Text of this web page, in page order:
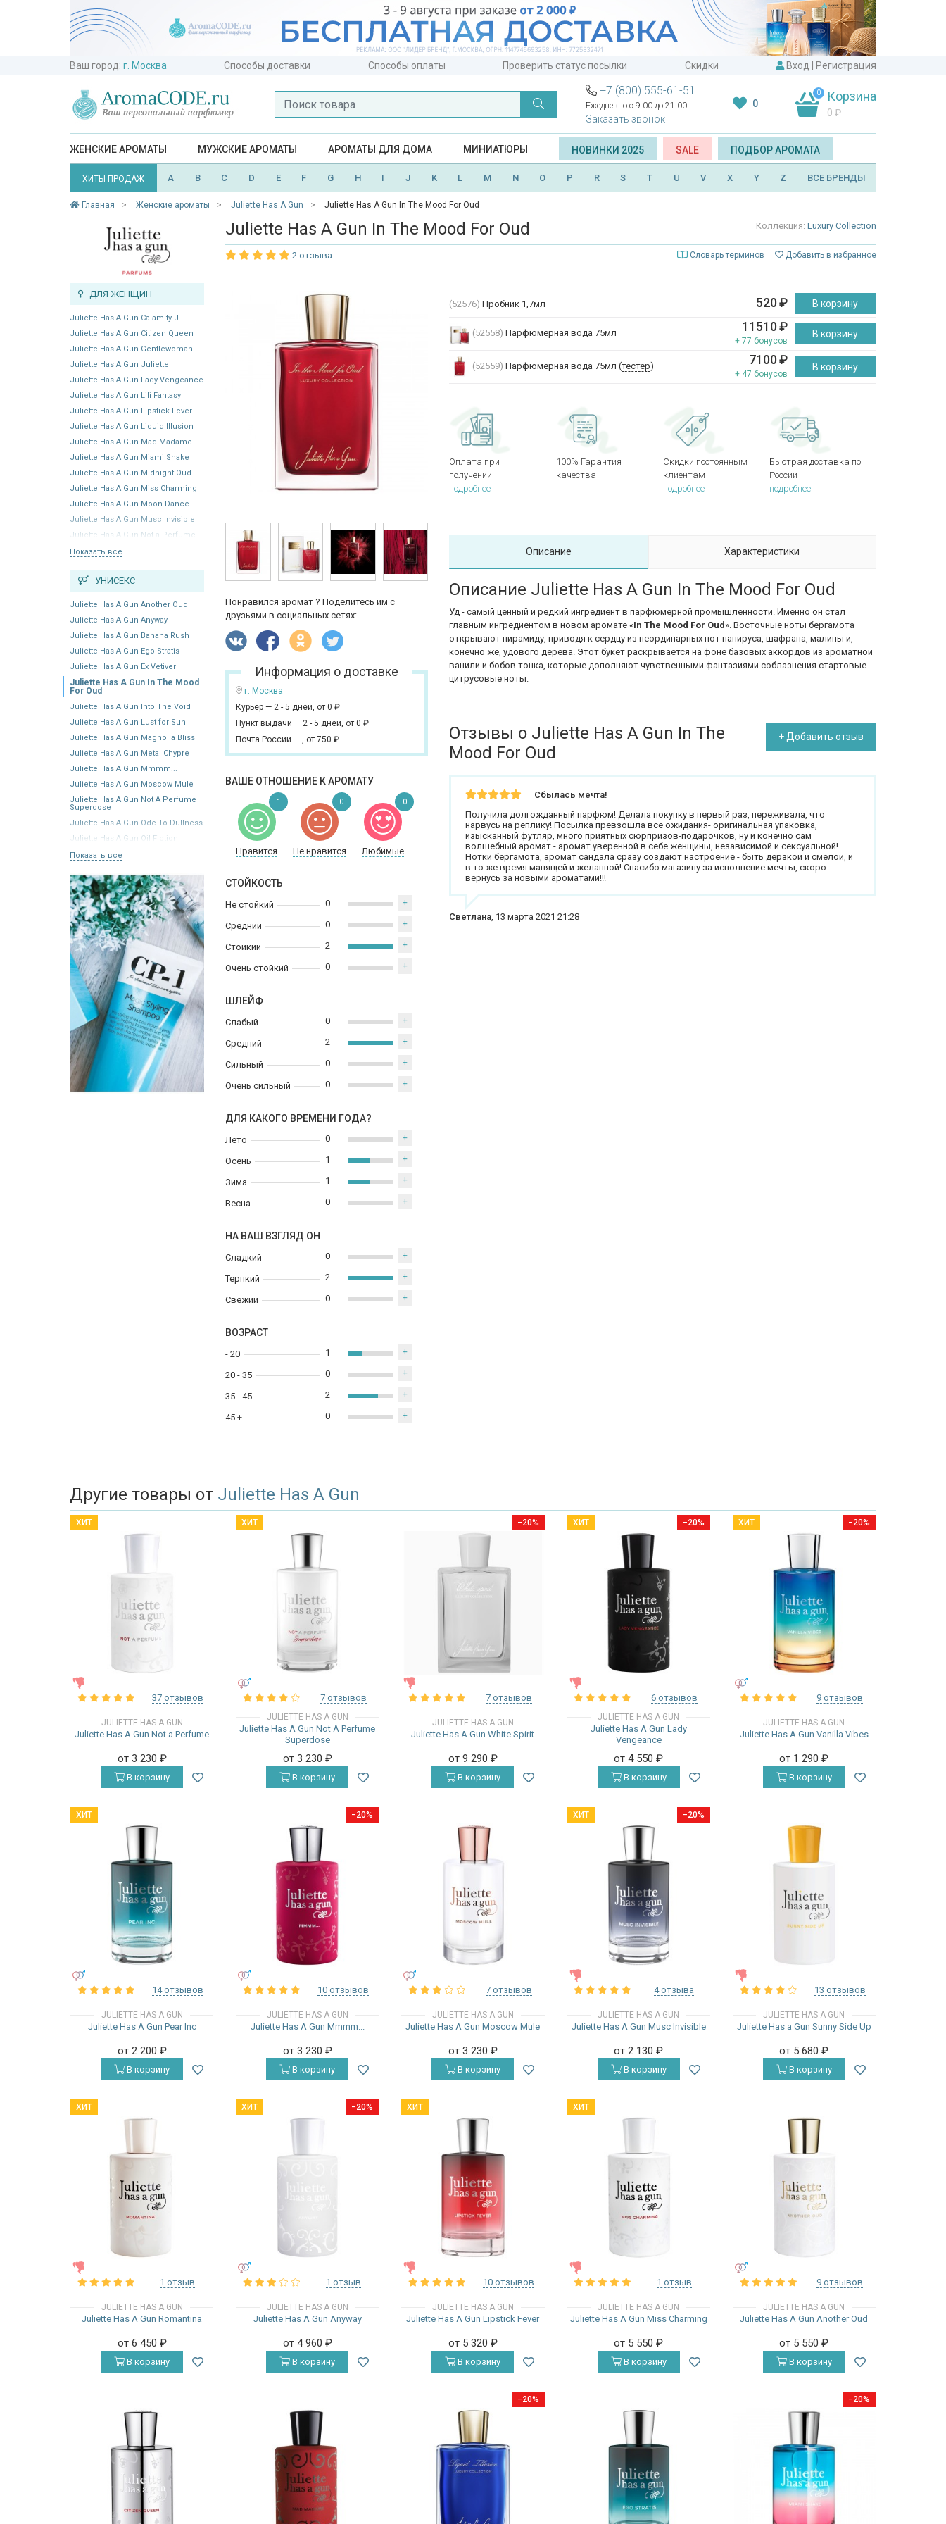
Ваш город: г. Москва Способы доставки Способы оплаты Проверить статус посылки Скидки Вход Регистрация
+7 (800) 555-61-51
Ежедневно с 9:00 до 21:00
Заказать звонок
0
0 Корзина
0 ₽
ЖЕНСКИЕ АРОМАТЫ МУЖСКИЕ АРОМАТЫ АРОМАТЫ ДЛЯ ДОМА МИНИАТЮРЫ НОВИНКИ 2025 SALE ПОДБОР АРОМАТА
ХИТЫ ПРОДАЖ A B C D E F G H I J K L M N O P R S T U V X Y Z ВСЕ БРЕНДЫ
Главная Женские ароматы Juliette Has A Gun Juliette Has A Gun In The Mood For Oud
ДЛЯ ЖЕНЩИН
Juliette Has A Gun Calamity J
Juliette Has A Gun Citizen Queen
Juliette Has A Gun Gentlewoman
Juliette Has A Gun Juliette
Juliette Has A Gun Lady Vengeance
Juliette Has A Gun Lili Fantasy
Juliette Has A Gun Lipstick Fever
Juliette Has A Gun Liquid Illusion
Juliette Has A Gun Mad Madame
Juliette Has A Gun Miami Shake
Juliette Has A Gun Midnight Oud
Juliette Has A Gun Miss Charming
Juliette Has A Gun Moon Dance
Juliette Has A Gun Musc Invisible
Juliette Has A Gun Not a Perfume
Показать все
УНИСЕКС
Juliette Has A Gun Another Oud
Juliette Has A Gun Anyway
Juliette Has A Gun Banana Rush
Juliette Has A Gun Ego Stratis
Juliette Has A Gun Ex Vetiver
Juliette Has A Gun In The Mood
For Oud
Juliette Has A Gun Into The Void
Juliette Has A Gun Lust for Sun
Juliette Has A Gun Magnolia Bliss
Juliette Has A Gun Metal Chypre
Juliette Has A Gun Mmmm...
Juliette Has A Gun Moscow Mule
Juliette Has A Gun Not A Perfume
Superdose
Juliette Has A Gun Ode To Dullness
Juliette Has A Gun Oil Fiction
Показать все
Коллекция: Luxury Collection
Juliette Has A Gun In The Mood For Oud
2 отзыва Словарь терминов Добавить в избранное
Понравился аромат ? Поделитесь им с
друзьями в социальных сетях:
Информация о доставке
г. Москва
Курьер — 2 - 5 дней, от 0 ₽
Пункт выдачи — 2 - 5 дней, от 0 ₽
Почта России — , от 750 ₽
ВАШЕ ОТНОШЕНИЕ К АРОМАТУ
Нравится Не нравится Любимые
1 0 0
СТОЙКОСТЬ
Не стойкий
Средний
Стойкий
Очень стойкий
0 +
0 +
2 +
0 +
ШЛЕЙФ
Слабый
Средний
Сильный
Очень сильный
0 +
2 +
0 +
0 +
ДЛЯ КАКОГО ВРЕМЕНИ ГОДА?
Лето
Осень
Зима
Весна
0 +
1 +
1 +
0 +
НА ВАШ ВЗГЛЯД ОН
Сладкий
Терпкий
Свежий
0 +
2 +
0 +
ВОЗРАСТ
- 20
20 - 35
35 - 45
45 +
1 +
0 +
2 +
0 +
(52576) Пробник 1,7мл 520₽ В корзину
(52558) Парфюмерная вода 75мл 11510₽
+ 77 бонусов
В корзину
(52559) Парфюмерная вода 75мл (тестер) 7100₽
+ 47 бонусов
В корзину
Оплата при
получении
подробнее
100% Гарантия
качества
Скидки постоянным
клиентам
подробнее
Быстрая доставка по
России
подробнее
Описание Характеристики
Описание Juliette Has A Gun In The Mood For Oud
Уд - самый ценный и редкий ингредиент в парфюмерной промышленности. Именно он стал
главным ингредиентом в новом аромате «In The Mood For Oud ». Восточные ноты бергамота
открывают пирамиду, приводя к сердцу из неординарных нот папируса, шафрана, малины и,
конечно же, удового дерева. Этот букет раскрывается на фоне базовых аккордов из ароматной
ванили и бобов тонка, которые дополняют чувственными фантазиями соблазнения стартовые
цитрусовые ноты.
Отзывы о Juliette Has A Gun In The
Mood For Oud
+ Добавить отзыв
Сбылась мечта!
Получила долгожданный парфюм! Делала покупку в первый раз, переживала, что
нарвусь на реплику! Посылка превзошла все ожидания- оригинальная упаковка,
изысканный футляр, много приятных сюрпризов-подарочков, ну и конечно сам
волшебный аромат - аромат уверенной в себе женщины, независимой и сексуальной!
Нотки бергамота, аромат сандала сразу создают настроение - быть дерзкой и смелой, и
в то же время манящей и желанной! Спасибо магазину за исполнение мечты, скоро
вернусь за новыми ароматами!!!
Светлана, 13 марта 2021 21:28
Другие товары от Juliette Has A Gun
ХИТ
37 отзывов
JULIETTE HAS A GUN
Juliette Has A Gun Not a Perfume
от 3 230 ₽
В корзину
ХИТ
7 отзывов
JULIETTE HAS A GUN
Juliette Has A Gun Not A Perfume
Superdose
от 3 230 ₽
В корзину
−20%
7 отзывов
JULIETTE HAS A GUN
Juliette Has A Gun White Spirit
от 9 290 ₽
В корзину
−20%
ХИТ
6 отзывов
JULIETTE HAS A GUN
Juliette Has A Gun Lady
Vengeance
от 4 550₽
В корзину
−20%
ХИТ
9 отзывов
JULIETTE HAS A GUN
Juliette Has A Gun Vanilla Vibes
от 1 290₽
В корзину
ХИТ
14 отзывов
JULIETTE HAS A GUN
Juliette Has A Gun Pear Inc
от 2 200 ₽
В корзину
−20%
10 отзывов
JULIETTE HAS A GUN
Juliette Has A Gun Mmmm...
от 3 230 ₽
В корзину
7 отзывов
JULIETTE HAS A GUN
Juliette Has A Gun Moscow Mule
от 3 230 ₽
В корзину
−20%
ХИТ
4 отзыва
JULIETTE HAS A GUN
Juliette Has A Gun Musc Invisible
от 2 130₽
В корзину
13 отзывов
JULIETTE HAS A GUN
Juliette Has a Gun Sunny Side Up
от 5 680₽
В корзину
ХИТ
1 отзыв
JULIETTE HAS A GUN
Juliette Has A Gun Romantina
от 6 450 ₽
В корзину
−20%
ХИТ
1 отзыв
JULIETTE HAS A GUN
Juliette Has A Gun Anyway
от 4 960 ₽
В корзину
ХИТ
10 отзывов
JULIETTE HAS A GUN
Juliette Has A Gun Lipstick Fever
от 5 320 ₽
В корзину
ХИТ
1 отзыв
JULIETTE HAS A GUN
Juliette Has A Gun Miss Charming
от 5 550₽
В корзину
9 отзывов
JULIETTE HAS A GUN
Juliette Has A Gun Another Oud
от 5 550₽
В корзину
−20% −20%